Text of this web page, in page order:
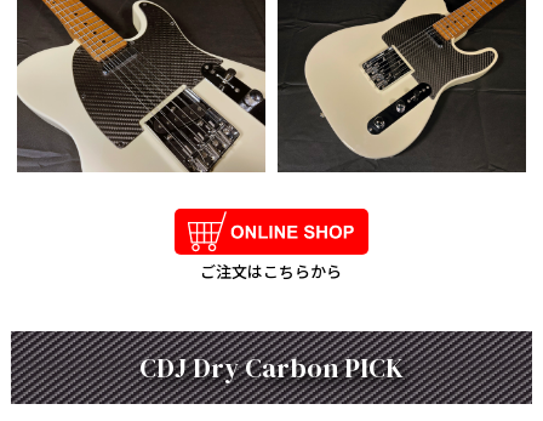
ご注文はこちらから
CDJ Dry Carbon PICK